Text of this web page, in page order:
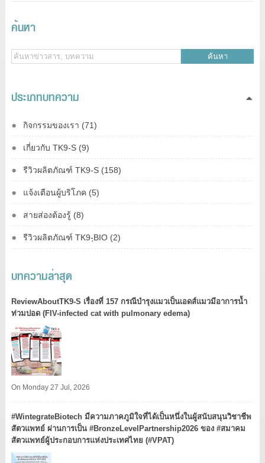
ค้นหา
ค้นหา
ประเภทบทความ
กิจกรรมของเรา (71)
เกี่ยวกับ TK9-S (9)
รีวิวผลิตภัณฑ์ TK9-S (158)
แจ้งเตือนผู้บริโภค (5)
สายส่องต้องรู้ (8)
รีวิวผลิตภัณฑ์ TK9-ฺBIO (2)
บทความล่าสุด
ReviewAboutTK9-S เรื่องที่ 157 กรณีบำรุงแมวเป็นเอดส์แมวมีอาการน้ำ
ท่วมปอด (FIV-infected cat with pulmonary edema)
On Monday 27 Jul, 2026
#WintegrateBiotech มีความภาคภูมิใจที่ได้เป็นหนึ่งในผู้สนับสนุนวิชาชีพ
สัตวแพทย์ ผ่านการเป็น #BronzeLevelPartnership2026 ของ #สมาคม
สัตวแพทย์ผู้ประกอบการแห่งประเทศไทย (#VPAT)